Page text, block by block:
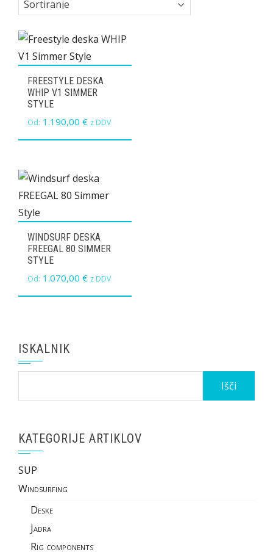
FREESTYLE DESKA
WHIP V1 SIMMER
STYLE
Od: 1.190,00 € z DDV
WINDSURF DESKA
FREEGAL 80 SIMMER
STYLE
Od: 1.070,00 € z DDV
ISKALNIK
KATEGORIJE ARTIKLOV
SUP
Windsurfing
Deske
Jadra
Rig components